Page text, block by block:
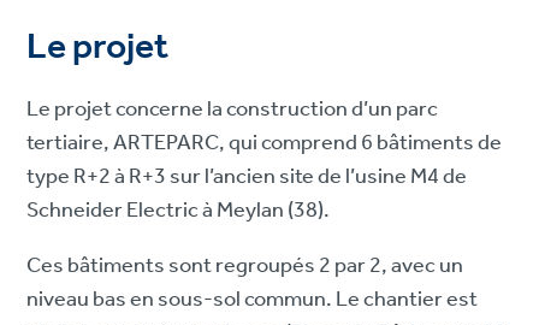
Le projet
Le projet concerne la construction d’un parc
tertiaire, ARTEPARC, qui comprend 6 bâtiments de
type R+2 à R+3 sur l’ancien site de l’usine M4 de
Schneider Electric à Meylan (38).
Ces bâtiments sont regroupés 2 par 2, avec un
niveau bas en sous-sol commun. Le chantier est